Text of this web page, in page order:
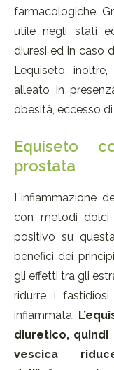
farmacologiche.
utile negli stati
diuresi ed in caso
L’equiseto,
alleato in
obesità, eccesso
Equiseto
prostata
L’infiammazione
con metodi dolci
positivo su
benefici dei
gli effetti tra gli
ridurre i
infiammata.
diuretico,
vescica